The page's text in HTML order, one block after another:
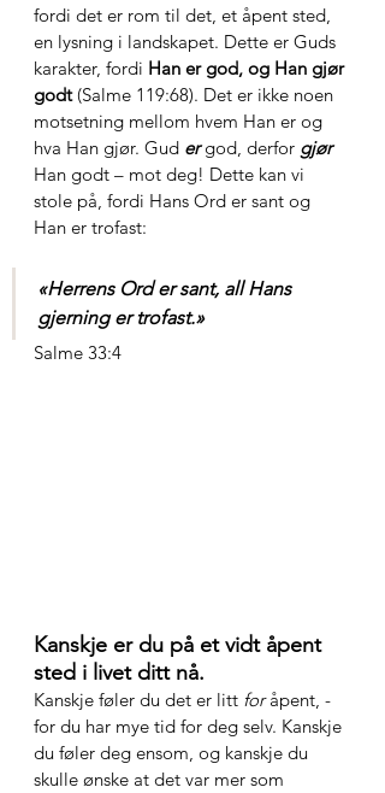
fordi det er rom til det, et åpent sted,
en lysning i landskapet. Dette er Guds
karakter, fordi Han er god, og Han gjør
godt (Salme 119:68). Det er ikke noen
motsetning mellom hvem Han er og
hva Han gjør. Gud er god, derfor gjør
Han godt – mot deg! Dette kan vi
stole på, fordi Hans Ord er sant og
Han er trofast:
«Herrens Ord er sant, all Hans
gjerning er trofast.»
Salme 33:4
Kanskje er du på et vidt åpent
sted i livet ditt nå.
Kanskje føler du det er litt for åpent, -
for du har mye tid for deg selv. Kanskje
du føler deg ensom, og kanskje du
skulle ønske at det var mer som